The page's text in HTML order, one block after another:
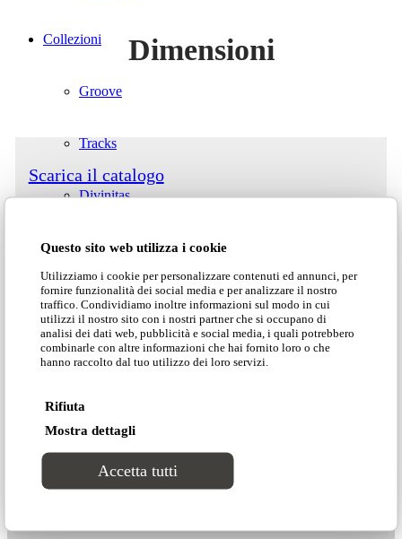
Questo sito web utilizza i cookie
Utilizziamo i cookie per personalizzare contenuti ed annunci, per
fornire funzionalità dei social media e per analizzare il nostro
traffico. Condividiamo inoltre informazioni sul modo in cui
utilizzi il nostro sito con i nostri partner che si occupano di
analisi dei dati web, pubblicità e social media, i quali potrebbero
combinarle con altre informazioni che hai fornito loro o che
hanno raccolto dal tuo utilizzo dei loro servizi.
Rifiuta
Mostra dettagli
Accetta tutti
Collezioni
Groove
Tracks
Divinitas
Sweet dreams
Classico
Lab1
Lab2
CATALOGHI
Dimensioni
Scarica il catalogo
Scarica il listino
Scarica la scheda tecnica